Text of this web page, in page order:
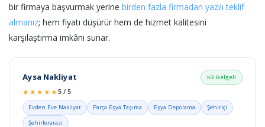
bir firmaya başvurmak yerine birden fazla firmadan yazılı teklif
almanız; hem fiyatı düşürür hem de hizmet kalitesini
karşılaştırma imkânı sunar.
Aysa Nakliyat K3 Belgeli
★★★★★5 / 5
Evden Eve Nakliyat Parça Eşya Taşıma Eşya Depolama
Şehiriçi
Şehirlerarası